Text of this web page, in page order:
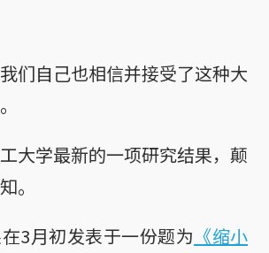
们自己也相信并接受了这种大
大学最新的一项研究结果，颠
。
3月初发表于一份题为 《缩小